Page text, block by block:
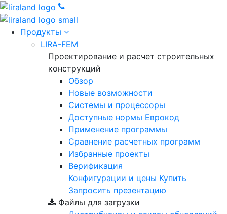
Продукты
LIRA-FEM
Проектирование и расчет строительных
конструкций
Обзор
Новые возможности
Cистемы и процессоры
Доступные нормы Еврокод
Применение программы
Сравнение расчетных программ
Избранные проекты
Верификация
Конфигурации и цены Купить
Запросить презентацию
Файлы для загрузки